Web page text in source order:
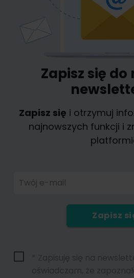
Zapisz się do
Zapisz się i otrzymuj
najnowszych funkcji i
Twój e-mail
Zapisz